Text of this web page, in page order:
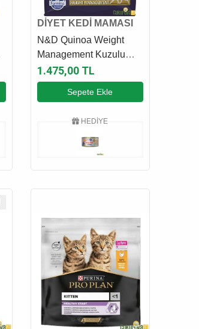
DİYET KEDİ MAMASI
N&D Quinoa Weight
Management Kuzulu
Kinoalı Ve Brokolili Diyet
Kedi Maması 1.5 Kg
1.475,00 TL
Sepete Ekle
HEDİYE